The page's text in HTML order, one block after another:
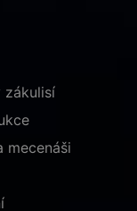
zákulisí
mecenáši